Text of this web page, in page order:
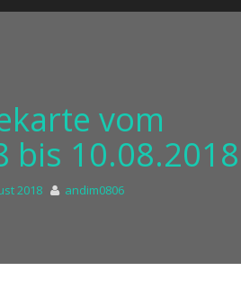
vom
bis 10.08.2018
2018 andim0806